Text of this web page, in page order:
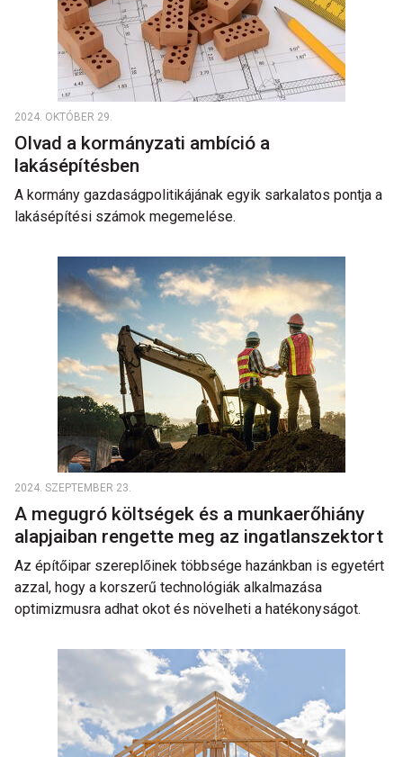
2024. OKTÓBER 29.
Olvad a kormányzati ambíció a
lakásépítésben
A kormány gazdaságpolitikájának egyik sarkalatos pontja a
lakásépítési számok megemelése.
2024. SZEPTEMBER 23.
A megugró költségek és a munkaerőhiány
alapjaiban rengette meg az ingatlanszektort
Az építőipar szereplőinek többsége hazánkban is egyetért
azzal, hogy a korszerű technológiák alkalmazása
optimizmusra adhat okot és növelheti a hatékonyságot.